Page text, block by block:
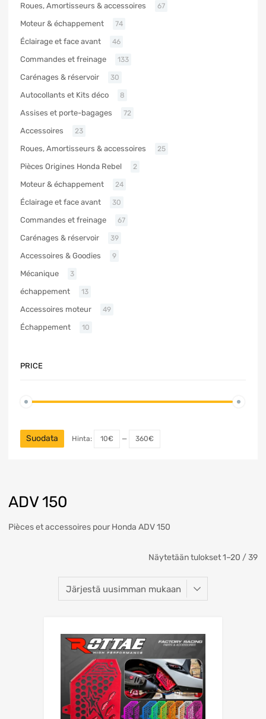
ADV 150
Pièces et accessoires pour Honda ADV 150
Näytetään tulokset 1–20 / 39
Roues, Amortisseurs & accessoires 67
Moteur & échappement 74
Éclairage et face avant 46
Commandes et freinage 133
Carénages & réservoir 30
Autocollants et Kits déco 8
Assises et porte-bagages 72
Accessoires 23
Roues, Amortisseurs & accessoires 25
Pièces Origines Honda Rebel 2
Moteur & échappement 24
Éclairage et face avant 30
Commandes et freinage 67
Carénages & réservoir 39
Accessoires & Goodies 9
Mécanique 3
échappement 13
Accessoires moteur 49
Échappement 10
PRICE
Suodata Hinta: 10€ — 360€